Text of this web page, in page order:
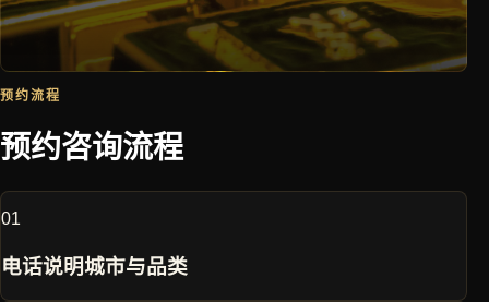
预约流程
预约咨询流程
01
电话说明城市与品类